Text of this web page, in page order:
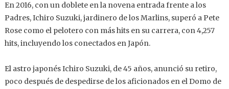
En 2016, con un doblete en la novena entrada frente a los
Padres, Ichiro Suzuki, jardinero de los Marlins, superó a Pete
Rose como el pelotero con más hits en su carrera, con 4,257
hits, incluyendo los conectados en Japón.
El astro japonés Ichiro Suzuki, de 45 años, anunció su retiro,
poco después de despedirse de los aficionados en el Domo de